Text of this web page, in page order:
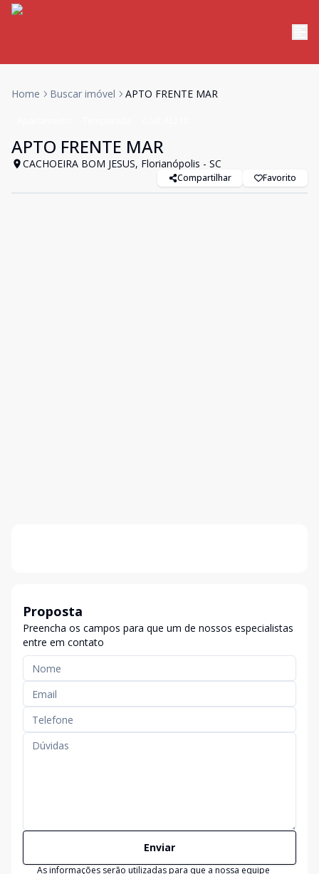
Home Buscar imóvel APTO FRENTE MAR
APTO FRENTE MAR
CACHOEIRA BOM JESUS, Florianópolis - SC
Compartilhar Favorito
Proposta
Preencha os campos para que um de nossos especialistas
entre em contato
Enviar
As informações serão utilizadas para que a nossa equipe